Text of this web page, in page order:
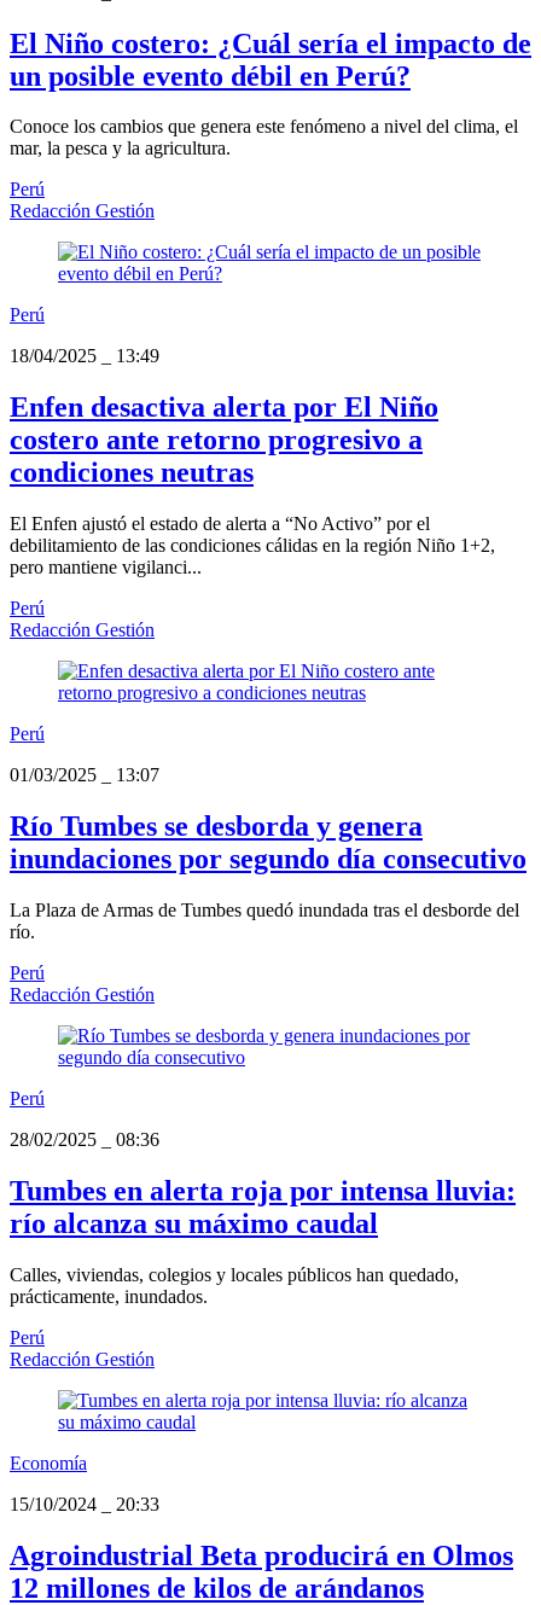
El Niño costero: ¿Cuál sería el impacto de
un posible evento débil en Perú?
Conoce los cambios que genera este fenómeno a nivel del clima, el
mar, la pesca y la agricultura.
Perú
Redacción Gestión
Perú
18/04/2025
13:49
Enfen desactiva alerta por El Niño
costero ante retorno progresivo a
condiciones neutras
El Enfen ajustó el estado de alerta a “No Activo” por el
debilitamiento de las condiciones cálidas en la región Niño 1+2,
pero mantiene vigilanci...
Perú
Redacción Gestión
Perú
01/03/2025
13:07
Río Tumbes se desborda y genera
inundaciones por segundo día consecutivo
La Plaza de Armas de Tumbes quedó inundada tras el desborde del
río.
Perú
Redacción Gestión
Perú
28/02/2025
08:36
Tumbes en alerta roja por intensa lluvia:
río alcanza su máximo caudal
Calles, viviendas, colegios y locales públicos han quedado,
prácticamente, inundados.
Perú
Redacción Gestión
Economía
15/10/2024
20:33
Agroindustrial Beta producirá en Olmos
12 millones de kilos de arándanos